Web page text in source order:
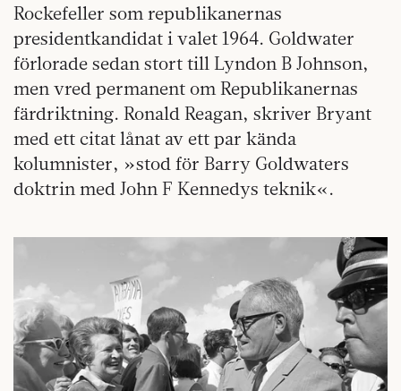
Rockefeller som republikanernas
presidentkandidat i valet 1964. Goldwater
förlorade sedan stort till Lyndon B Johnson,
men vred permanent om Republikanernas
färdriktning. Ronald Reagan, skriver Bryant
med ett citat lånat av ett par kända
kolumnister, »stod för Barry Goldwaters
doktrin med John F Kennedys teknik«.